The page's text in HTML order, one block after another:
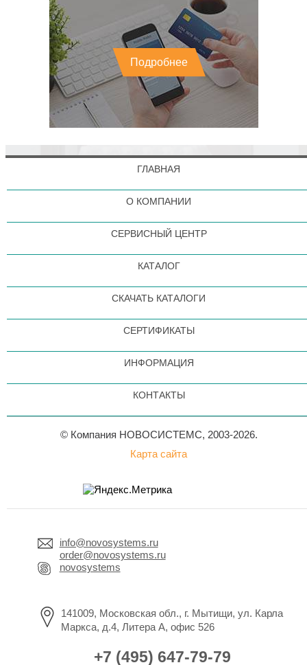
Подробнее
ГЛАВНАЯ
О КОМПАНИИ
СЕРВИСНЫЙ ЦЕНТР
КАТАЛОГ
СКАЧАТЬ КАТАЛОГИ
СЕРТИФИКАТЫ
ИНФОРМАЦИЯ
КОНТАКТЫ
© Компания НОВОСИСТЕМС, 2003-2026.
Карта сайта
info@novosystems.ru
order@novosystems.ru
novosystems
141009, Московская обл., г. Мытищи, ул. Карла
Маркса, д.4, Литера А, офис 526
+7 (495) 647-79-79